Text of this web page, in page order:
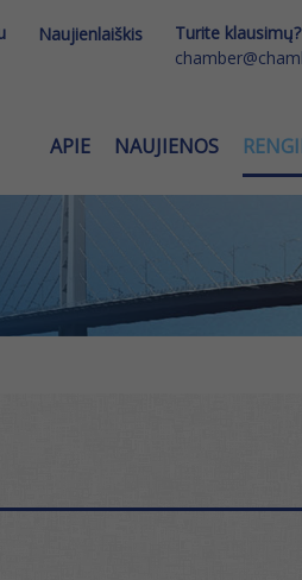
Naujienlaiškis Turite klausimų?
APIE NAUJIENOS